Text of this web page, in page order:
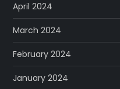
April 2024
March 2024
February 2024
January 2024